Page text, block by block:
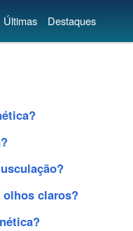
Últimas Destaques
claros?